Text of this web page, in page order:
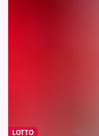
LOTTO